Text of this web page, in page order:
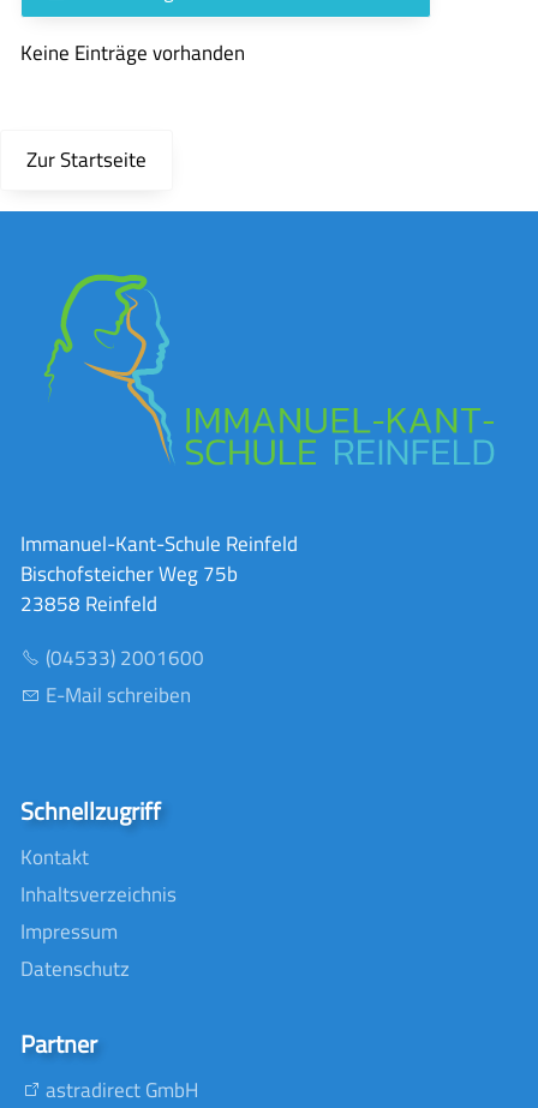
Keine Einträge vorhanden
Zur Startseite
Immanuel-Kant-Schule Reinfeld
Bischofsteicher Weg 75b
23858 Reinfeld
(04533) 2001600
E-Mail schreiben
Schnellzugriff
Kontakt
Inhaltsverzeichnis
Impressum
Datenschutz
Partner
astradirect GmbH